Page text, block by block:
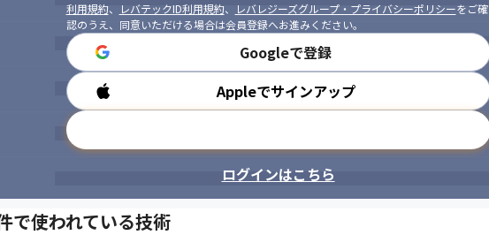
利用規約、 レバテックID利用規約、 レバレジーズグループ・プライバシーポリシーをご確
認のうえ、同意いただける場合は会員登録へお進みください。
Googleで登録
Appleでサインアップ
ログインはこちら
で使われている技術